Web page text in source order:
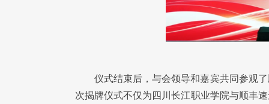
仪式结束后，与会领导和嘉宾共同参观
次揭牌仪式不仅为四川长江职业学院与顺丰